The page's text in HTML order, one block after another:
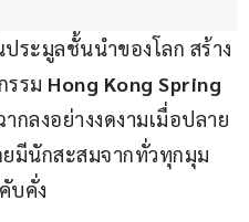
ระมูลชั้นนำของโลก สร้าง
รรม Hong Kong Spring
กลงอย่างงดงามเมื่อปลาย
มีนักสะสมจากทั่วทุกมุม
บคั่ง